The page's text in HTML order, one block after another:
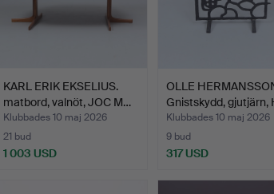
KARL ERIK EKSELIUS.
matbord, valnöt, JOC M…
Klubbades 10 maj 2026
21 bud
1 003 USD
OLLE
Gnistskydd, gjutjärn,
Klubbades 10 maj 2026
9 bud
317 USD